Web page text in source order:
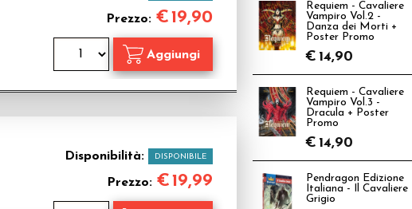
Prezzo: €19,90
Disponibilità: DISPONIBILE
Prezzo: €19,99
Requiem - Cavaliere
Vampiro Vol.2 -
Danza dei Morti +
Poster Promo
€ 14,90
Requiem - Cavaliere
Vampiro Vol.3 -
Dracula + Poster
Promo
€ 14,90
Pendragon Edizione
Italiana - Il Cavaliere
Grigio